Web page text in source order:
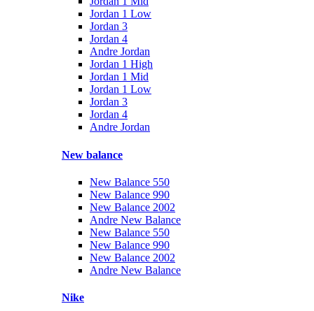
Jordan 1 Low
Jordan 3
Jordan 4
Andre Jordan
Jordan 1 High
Jordan 1 Mid
Jordan 1 Low
Jordan 3
Jordan 4
Andre Jordan
New balance
New Balance 550
New Balance 990
New Balance 2002
Andre New Balance
New Balance 550
New Balance 990
New Balance 2002
Andre New Balance
Nike